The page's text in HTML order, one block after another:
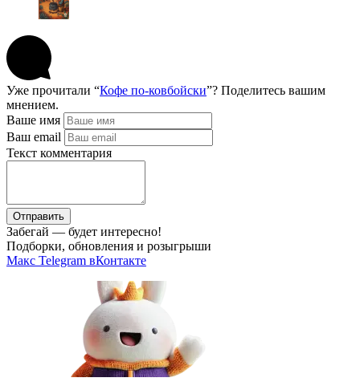
Уже прочитали “Кофе по-ковбойски”? Поделитесь вашим
мнением.
Ваше имя
Ваш email
Текст комментария
Отправить
Забегай — будет интересно!
Подборки, обновления и розыгрыши
Макс Telegram вКонтакте